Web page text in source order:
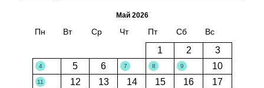
Май 2026
Пн Вт Ср Чт Пт Сб Вс
1 2 3
4 5 6 7 8 9 10
11 12 13 14 15 16 17